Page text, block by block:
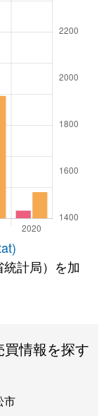
統計局）を加
情報を探す
市